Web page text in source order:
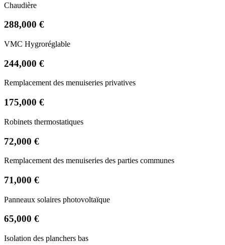
Chaudière
288,000 €
VMC Hygroréglable
244,000 €
Remplacement des menuiseries privatives
175,000 €
Robinets thermostatiques
72,000 €
Remplacement des menuiseries des parties communes
71,000 €
Panneaux solaires photovoltaïque
65,000 €
Isolation des planchers bas